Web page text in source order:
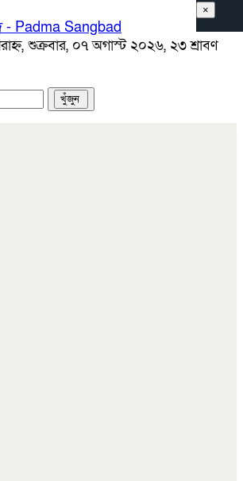
শুক্রবার, ০৭ অগাস্ট ২০২৬, ২৩ শ্রাবণ
×